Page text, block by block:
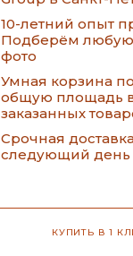
10-летний опыт
Подберём любую
фото
Умная корзина
общую площадь
заказанных
Срочная
следующий день
КУПИТЬ В 1